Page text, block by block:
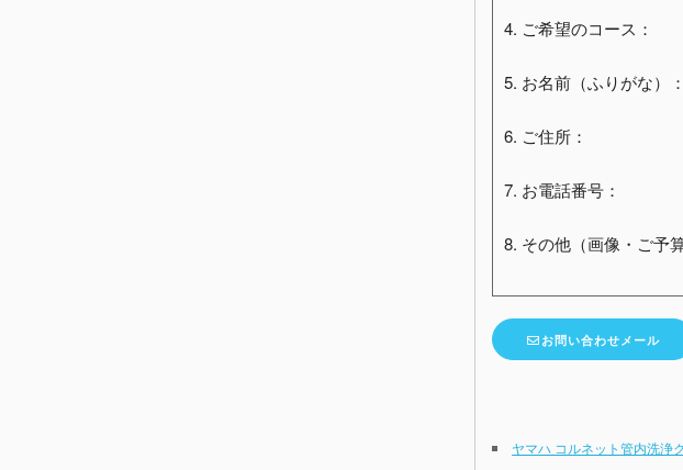
4. ご希望のコース：
5. お名前（ふりがな）：
6. ご住所：
7. お電話番号：
8. その他（画像・ご予
お問い合わせメール
ヤマハ コルネット管内洗浄